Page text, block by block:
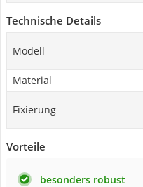
Technische Details
Modell
Material
Fixierung
Vorteile
besonders robust